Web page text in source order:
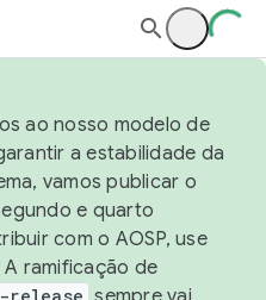
ao nosso modelo de
a estabilidade da
vamos publicar o
e quarto
com o AOSP, use
A ramificação de